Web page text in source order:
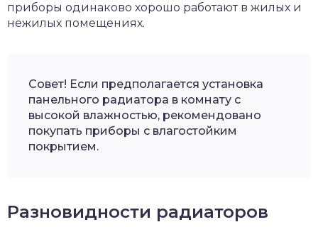
приборы одинаково хорошо работают в жилых и
нежилых помещениях.
Совет! Если предполагается установка
панельного радиатора в комнату с
высокой влажностью, рекомендовано
покупать приборы с влагостойким
покрытием.
Разновидности радиаторов